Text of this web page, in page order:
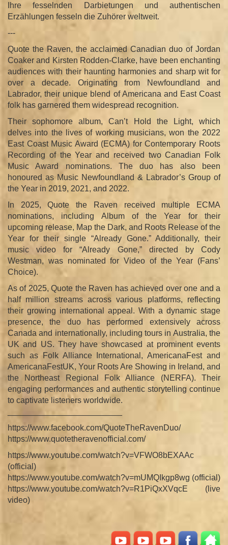
Ihre fesselnden Darbietungen und authentischen
Erzählungen fesseln die Zuhörer weltweit.
---
Quote the Raven, the acclaimed Canadian duo of Jordan
Coaker and Kirsten Rodden-Clarke, have been enchanting
audiences with their haunting harmonies and sharp wit for
over a decade. Originating from Newfoundland and
Labrador, their unique blend of Americana and East Coast
folk has garnered them widespread recognition.
Their sophomore album, Can’t Hold the Light, which
delves into the lives of working musicians, won the 2022
East Coast Music Award (ECMA) for Contemporary Roots
Recording of the Year and received two Canadian Folk
Music Award nominations. The duo has also been
honoured as Music Newfoundland & Labrador’s Group of
the Year in 2019, 2021, and 2022.
In 2025, Quote the Raven received multiple ECMA
nominations, including Album of the Year for their
upcoming release, Map the Dark, and Roots Release of the
Year for their single “Already Gone.” Additionally, their
music video for “Already Gone,” directed by Cody
Westman, was nominated for Video of the Year (Fans’
Choice).
As of 2025, Quote the Raven has achieved over one and a
half million streams across various platforms, reflecting
their growing international appeal. With a dynamic stage
presence, the duo has performed extensively across
Canada and internationally, including tours in Australia, the
UK and US. They have showcased at prominent events
such as Folk Alliance International, AmericanaFest and
AmericanaFestUK, Your Roots Are Showing in Ireland, and
the Northeast Regional Folk Alliance (NERFA). Their
engaging performances and authentic storytelling continue
to captivate listeners worldwide.
https://www.facebook.com/QuoteTheRavenDuo/
https://www.quotetheravenofficial.com/
https://www.youtube.com/watch?v=VFWO8bEXAAc
(official)
https://www.youtube.com/watch?v=mUMQIkgp8wg (official)
https://www.youtube.com/watch?v=R1PiQxXVqcE (live
video)